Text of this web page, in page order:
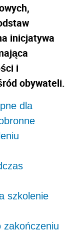
inicjatywa
i
obywateli.
dla
szkolenie
zakończeniu